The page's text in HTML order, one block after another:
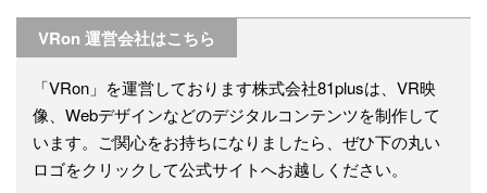
VRon 運営会社はこちら
「VRon」を運営しております株式会社81plusは、VR映
像、Webデザインなどのデジタルコンテンツを制作して
います。ご関心をお持ちになりましたら、ぜひ下の丸い
ロゴをクリックして公式サイトへお越しください。